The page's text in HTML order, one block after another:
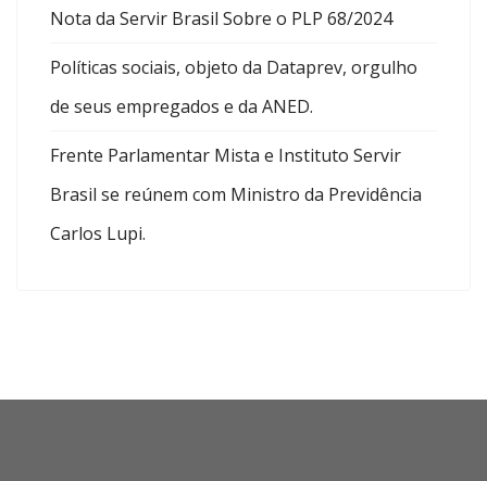
Nota da Servir Brasil Sobre o PLP 68/2024
Políticas sociais, objeto da Dataprev, orgulho
de seus empregados e da ANED.
Frente Parlamentar Mista e Instituto Servir
Brasil se reúnem com Ministro da Previdência
Carlos Lupi.